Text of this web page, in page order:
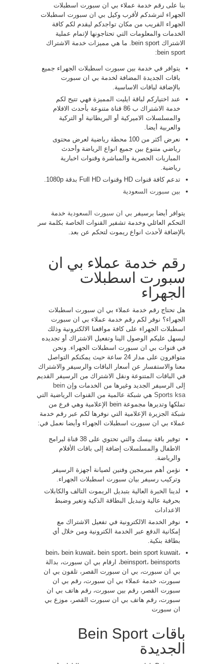
بنا على رقم خدمة عملاء بي ان سبورت اسطبلات
الجهراء لنرشدكم لأقرب وكيل بي ان سبورت اسطبلات
الجهراء القريب من مكان تواجدكم ليقدم لكم كافة
الخدمات والمعلومات التي تحتاجونها لإتمام عملية
الاشتراك bein sport. ما هي مميزات خدمة الاشتراك
bein sport:
يتوافر في خدمة بين سبورت اسطبلات الجهراء جميع
باقات الجديدة المضافة لخدمة بي ان سبورت
بالإضافة لباقات الاساسية.
عند اختياركم لباقة ايليت المميزة فهي تتيح لكم
خدمة الاشتراك ب 86 قناة متنوعة بأحدث الافلام
والمسلسلات الاميركية أو البريطانية أو التركية
والعربية أيضا.
نعرض أكثر من 100 محطة رياضية لعرض محتوى
رياضي متنوع بين جميع انواع الرياضة وأحدث
المباريات الحصرية والمباشرة وقنوات اخبارية
رياضية.
تدعم كافة قنوات HD وقنوات Full HD بدقة 1080p.
بين سبورت السعودية
يتوافر أيضا برسيفر بي ان سبورت السعودية خدمة
التحكم العائلي وخدمة تشفير القنوات الخاصة بكلمة سر
بالإضافة لأحدث انواع ريموت لتحكم عن بعد.
رقم خدمة عملاء بي ان
سبورت اسطبلات
الجهراء
هل تحتاج رقم خدمة عملاء بي ان سبورت اسطبلات
الجهراء؟ نوفر لكم رقم خدمة عملاء بي ان سبورت
اسطبلات الجهراء على كافة مواقعنا الالكترونية وذلك
ليسهل عليكم الوصول الينا وتفعيل الاشتراك أو تجديده
في قنوات بي ان سبورت اسطبلات الجهراء. ونحن
متوافرون على مدار 24 ساعة حيث يمكنكم التواصل
معنا والاستفسار عن أسعار الباقات والرسيفر والاشتراك
في الباقات المتنوعة ونقل الاشتراك من الرسيفر القديم
إلى الرسيفر الجديد وغيرها من الخدمات وإن bein
Sports ksa هي شبكة عالمية من القنوات الرياضية التي
تملكها وتديرها مجموعة bein الإعلامية وهي فرع من
شبكة الجزيرة الإعلامية التي نوفرها لكم عبر رقم خدمة
عملاء بي ان سبورت اسطبلات الجهراء وأيضا نعمل في:
توفير باقة بيسك والتي تحتوي على 38 قناة لبرامج
الاطفال والمسلسلات إضافة إلى باقات الأفلام
والرياضة.
نؤمن أهم مبرمجين وفنين لصيانة أجهزة الرسيفر
وتركيب رسيفر بيان سبورت اسطبلات الجهراء.
لدينا الخبرة العالية بتبديل الريموت التالف والكابلات
بحرفية عالية وتبديل البطاقة الذكية وتغير وضبط
الاعدادات
نوفر الخدمة الالكترونية في تفعيل الاشتراك مع
إمكانية الدفع عبر الخدمة الكترونية ومن خلال أي
بطاقة بنكية.
bein، bein kuwait، bein sport، bein sport kuwait،
beinsport، beinsports، ارقام بي ان سبورت، بدالة
بي ان سبورت، بي ان سبورت القصر، تلفون بي ان
سبورت، خدمة عملاء بي ان سبورت، رقم بي ان
سبورت القصر، رقم بين سبورت، رقم هاتف بي ان
سبورت، رقم هاتف بي ان سبورت القصر، موزع بي
ان سبورت
باقات Bein Sport
الجديدة